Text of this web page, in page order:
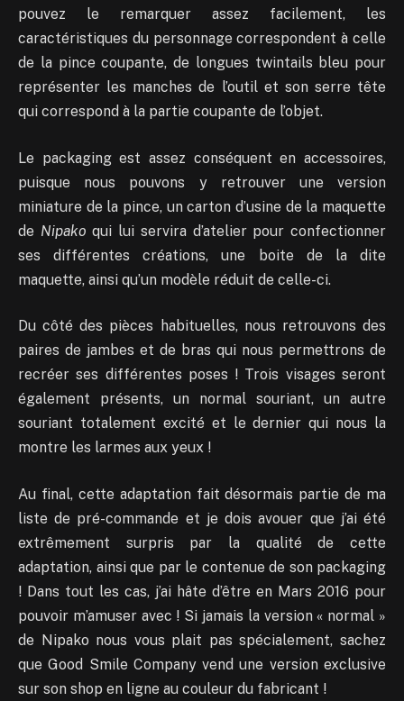
pouvez le remarquer assez facilement, les
caractéristiques du personnage correspondent à celle
de la pince coupante, de longues twintails bleu pour
représenter les manches de l’outil et son serre tête
qui correspond à la partie coupante de l’objet.
Le packaging est assez conséquent en accessoires,
puisque nous pouvons y retrouver une version
miniature de la pince, un carton d’usine de la maquette
de Nipako qui lui servira d’atelier pour confectionner
ses différentes créations, une boite de la dite
maquette, ainsi qu’un modèle réduit de celle-ci.
Du côté des pièces habituelles, nous retrouvons des
paires de jambes et de bras qui nous permettrons de
recréer ses différentes poses ! Trois visages seront
également présents, un normal souriant, un autre
souriant totalement excité et le dernier qui nous la
montre les larmes aux yeux !
Au final, cette adaptation fait désormais partie de ma
liste de pré-commande et je dois avouer que j’ai été
extrêmement surpris par la qualité de cette
adaptation, ainsi que par le contenue de son packaging
! Dans tout les cas, j’ai hâte d’être en Mars 2016 pour
pouvoir m’amuser avec ! Si jamais la version « normal »
de Nipako nous vous plait pas spécialement, sachez
que Good Smile Company vend une version exclusive
sur son shop en ligne au couleur du fabricant !